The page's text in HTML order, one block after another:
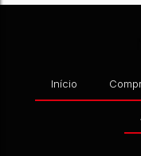
Dormitório(s) 2
Início